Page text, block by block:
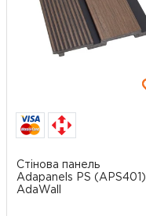
Стінова панель
Adapanels PS (APS401),
AdaWall